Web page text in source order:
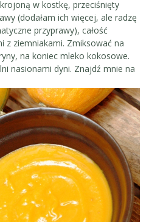
w kostkę, przeciśnięty
(dodałam ich więcej, ale radzę
przyprawy), całość
z ziemniakami. Zmiksować na
na koniec mleko kokosowe.
nasionami dyni. Znajdź mnie na